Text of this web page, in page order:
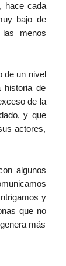
hace cada
bajo de
menos
de un nivel
historia de
de la
y que
actores,
algunos
y
que no
más